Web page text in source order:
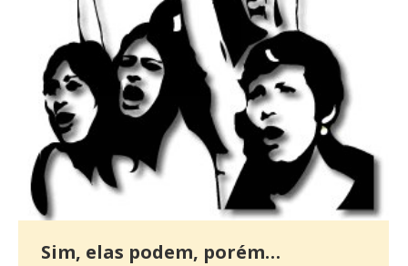
Sim, elas podem, porém…